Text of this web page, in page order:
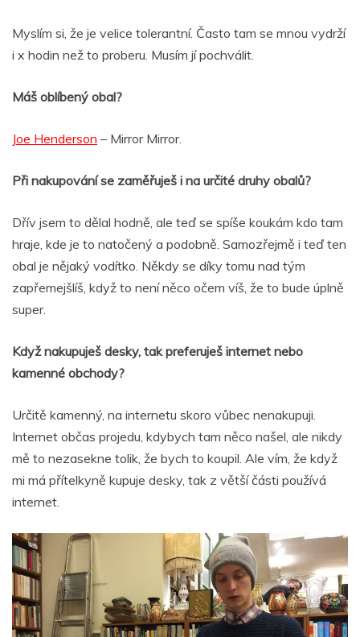
Myslím si, že je velice tolerantní. Často tam se mnou vydrží
i x hodin než to proberu. Musím jí pochválit.
Máš oblíbený obal?
Joe Henderson – Mirror Mirror.
Při nakupování se zaměřuješ i na určité druhy obalů?
Dřív jsem to dělal hodně, ale teď se spíše koukám kdo tam
hraje, kde je to natočený a podobně. Samozřejmě i teď ten
obal je nějaký vodítko. Někdy se díky tomu nad tým
zapřemejšlíš, když to není něco očem víš, že to bude úplně
super.
Když nakupuješ desky, tak preferuješ internet nebo
kamenné obchody?
Určitě kamenný, na internetu skoro vůbec nenakupuji.
Internet občas projedu, kdybych tam něco našel, ale nikdy
mě to nezasekne tolik, že bych to koupil. Ale vím, že když
mi má přítelkyně kupuje desky, tak z větší části používá
internet.